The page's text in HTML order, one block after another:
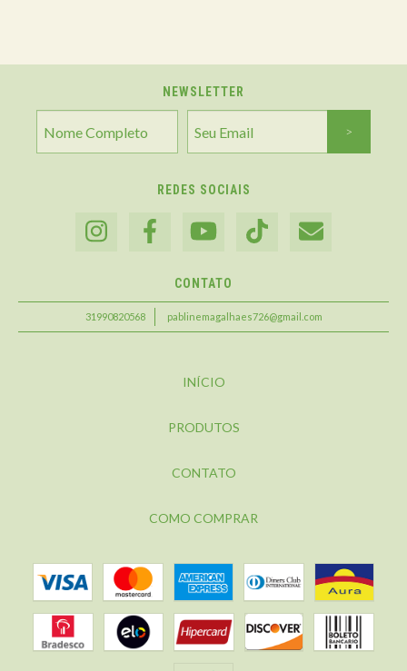
NEWSLETTER
REDES SOCIAIS
CONTATO
31990820568 pablinemagalhaes726@gmail.com
INÍCIO
PRODUTOS
CONTATO
COMO COMPRAR